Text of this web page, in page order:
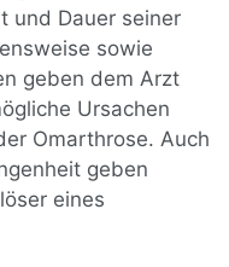
und Dauer seiner
sowie
geben dem Arzt
Ursachen
Omarthrose. Auch
geben
eines